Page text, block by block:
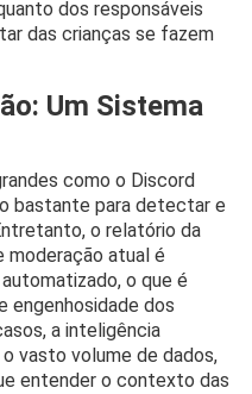
dos responsáveis
das crianças se fazem
Um Sistema
como o Discord
bastante para detectar e
o relatório da
moderação atual é
o que é
engenhosidade dos
a inteligência
vasto volume de dados,
entender o contexto das